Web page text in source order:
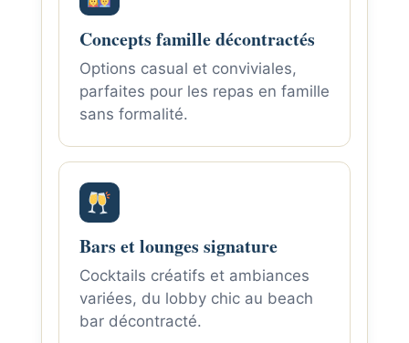
Concepts famille décontractés
Options casual et conviviales,
parfaites pour les repas en famille
sans formalité.
Bars et lounges signature
Cocktails créatifs et ambiances
variées, du lobby chic au beach
bar décontracté.